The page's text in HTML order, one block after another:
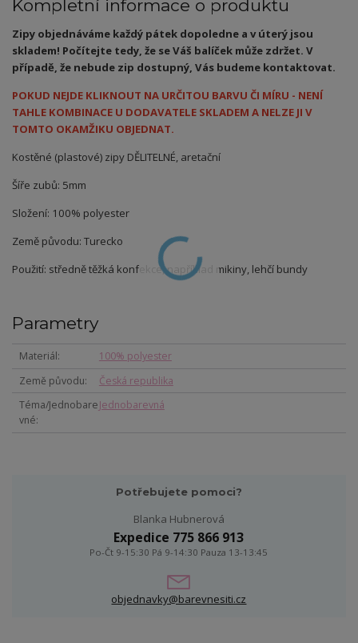
Kompletní informace o produktu
Zipy objednáváme každý pátek dopoledne a v úterý jsou
skladem! Počítejte tedy, že se Váš balíček může zdržet. V
případě, že nebude zip dostupný, Vás budeme kontaktovat.
POKUD NEJDE KLIKNOUT NA URČITOU BARVU ČI MÍRU - NENÍ
TAHLE KOMBINACE U DODAVATELE SKLADEM A NELZE JI V
TOMTO OKAMŽIKU OBJEDNAT.
Kostěné (plastové) zipy DĚLITELNÉ, aretační
Šíře zubů: 5mm
Složení: 100% polyester
Země původu: Turecko
Použití: středně těžká konfekce, například mikiny, lehčí bundy
Parametry
Materiál
100% polyester
Země původu
Česká republika
Téma/Jednobare
vné
Jednobarevná
Potřebujete pomoci?
Blanka Hubnerová
Expedice 775 866 913
Po-Čt 9-15:30 Pá 9-14:30 Pauza 13-13:45
objednavky@barevnesiti.cz